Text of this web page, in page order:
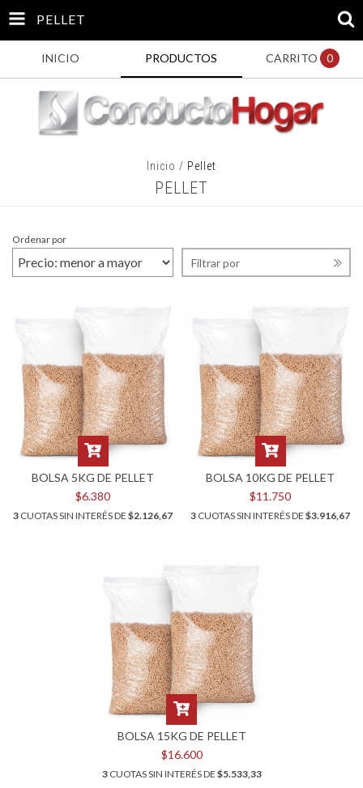
PELLET
INICIO PRODUCTOS CARRITO 0
Inicio / Pellet
PELLET
Ordenar por
Filtrar por
BOLSA 5KG DE PELLET
$6.380
3 CUOTAS SIN INTERÉS DE $2.126,67
BOLSA 10KG DE PELLET
$11.750
3 CUOTAS SIN INTERÉS DE $3.916,67
BOLSA 15KG DE PELLET
$16.600
3CUOTAS SIN INTERÉS DE $5.533,33